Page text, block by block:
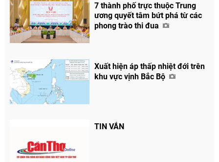
Chia sẻ
7 thành phố trực thuộc Trung
ương quyết tâm bứt phá từ các
phong trào thi đua
Xuất hiện áp thấp nhiệt đới trên
khu vực vịnh Bắc Bộ
TIN VẮN